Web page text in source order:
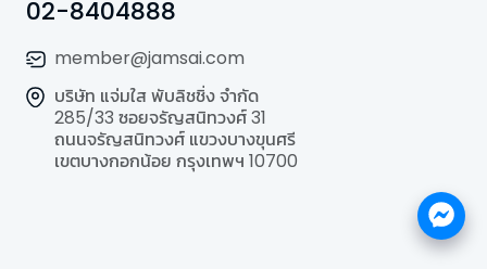
02-8404888
member@jamsai.com
บริษัท แจ่มใส พับลิชชิ่ง จำกัด
285/33 ซอยจรัญสนิทวงศ์ 31
ถนนจรัญสนิทวงศ์ แขวงบางขุนศรี
เขตบางกอกน้อย กรุงเทพฯ 10700